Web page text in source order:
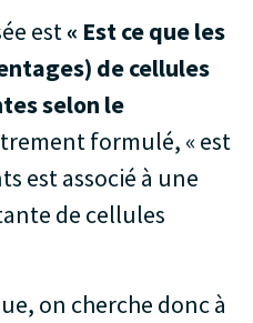
est« Est ce que les
de cellules
selon le
formulé, « est
est associé à une
de cellules
on cherche donc à